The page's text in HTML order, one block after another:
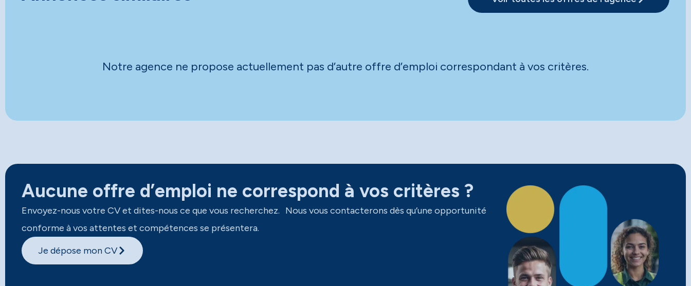
Notre agence ne propose actuellement pas d’autre offre d’emploi correspondant à vos critères.
Aucune offre d’emploi ne correspond à vos critères ?
Envoyez-nous votre CV et dites-nous ce que vous recherchez. Nous vous contacterons dès qu’une opportunité
conforme à vos attentes et compétences se présentera.
Je dépose mon CV